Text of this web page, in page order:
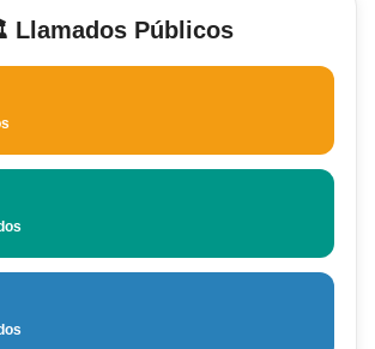
Llamados Públicos